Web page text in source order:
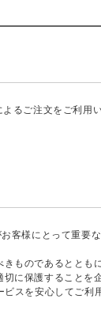
るご注文をご利用
客様にとって重要
ものであるととも
に保護すること
スを安心してご